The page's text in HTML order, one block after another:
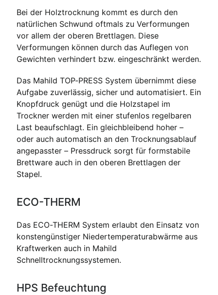
Bei der Holztrocknung kommt es durch den
natürlichen Schwund oftmals zu Verformungen
vor allem der oberen Brettlagen. Diese
Verformungen können durch das Auflegen von
Gewichten verhindert bzw. eingeschränkt werden.
Das Mahild TOP-PRESS System übernimmt diese
Aufgabe zuverlässig, sicher und automatisiert. Ein
Knopfdruck genügt und die Holzstapel im
Trockner werden mit einer stufenlos regelbaren
Last beaufschlagt. Ein gleichbleibend hoher –
oder auch automatisch an den Trocknungsablauf
angepasster – Pressdruck sorgt für formstabile
Brettware auch in den oberen Brettlagen der
Stapel.
ECO-THERM
Das ECO-THERM System erlaubt den Einsatz von
konstengünstiger Niedertemperaturabwärme aus
Kraftwerken auch in Mahild
Schnelltrocknungssystemen.
HPS Befeuchtung